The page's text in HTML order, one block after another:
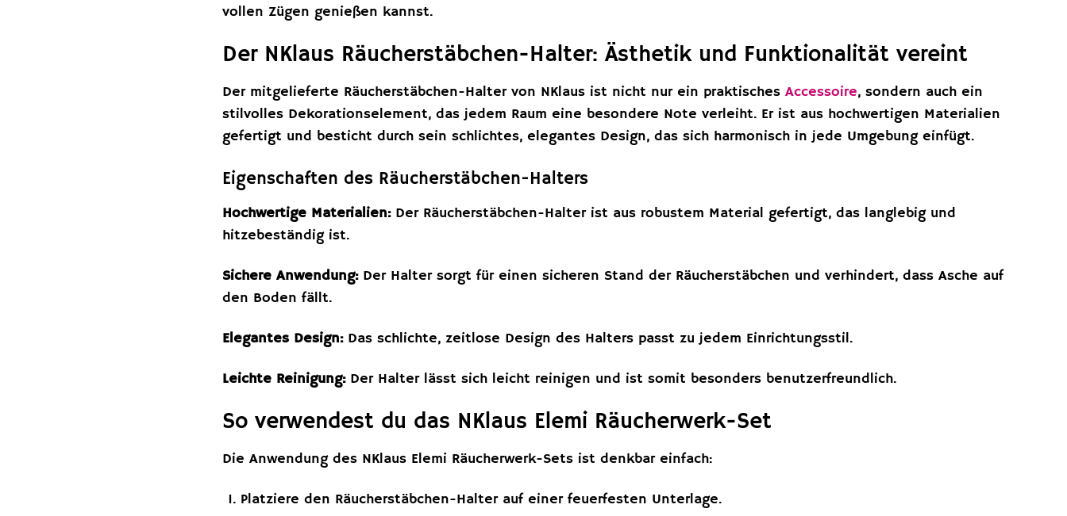
vollen Zügen genießen kannst.
Der NKlaus Räucherstäbchen-Halter: Ästhetik und Funktionalität vereint
Der mitgelieferte Räucherstäbchen-Halter von NKlaus ist nicht nur ein praktischesAccessoire, sondern auch ein
stilvolles Dekorationselement, das jedem Raum eine besondere Note verleiht. Er ist aus hochwertigen Materialien
gefertigt und besticht durch sein schlichtes, elegantes Design, das sich harmonisch in jede Umgebung einfügt.
Eigenschaften des Räucherstäbchen-Halters
Hochwertige Materialien:Der Räucherstäbchen-Halter ist aus robustem Material gefertigt, das langlebig und
hitzebeständig ist.
Sichere Anwendung:Der Halter sorgt für einen sicheren Stand der Räucherstäbchen und verhindert, dass Asche auf
den Boden fällt.
Elegantes Design:Das schlichte, zeitlose Design des Halters passt zu jedem Einrichtungsstil.
Leichte Reinigung:Der Halter lässt sich leicht reinigen und ist somit besonders benutzerfreundlich.
So verwendest du das NKlaus Elemi Räucherwerk-Set
Die Anwendung des NKlaus Elemi Räucherwerk-Sets ist denkbar einfach:
Platziere den Räucherstäbchen-Halter auf einer feuerfesten Unterlage.